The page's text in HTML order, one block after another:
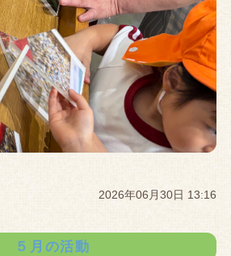
2026年06月30日 13:16
５月の活動